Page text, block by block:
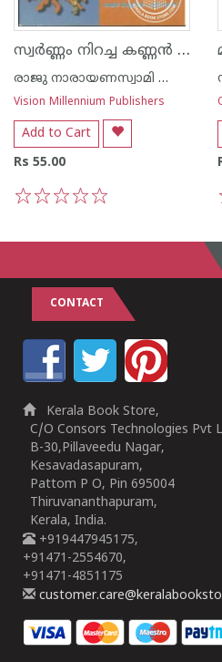
സ്വര്‍ണ്ണം നിറച്ച കണ്ണ‌ന്‍ ചിരട്ട
രാജു നാരായണസ്വാമി ഐ എ എസ്
Vision Millennium Publishers
Add to Cart
Rs 55.00
CONTACT
Kerala Book Store,
C/O Consors Technologies Pvt
B-30,Pillaveedu Nagar,
Kesavadasapuram,
Pattom P O, Pin 695004
Thiruvananthapuram,
Kerala, India.
+919447945175,
+91471-2554670,
+91471-4851175